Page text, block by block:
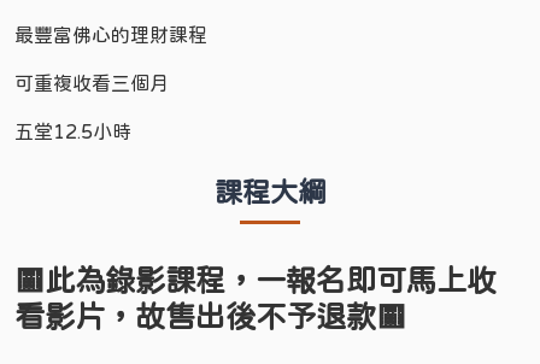
最豐富佛心的理財課程
可重複收看三個月
五堂12.5小時
課程大綱
🟨此為錄影課程，一報名即可馬上收
看影片， 故售出後不予退款🟨